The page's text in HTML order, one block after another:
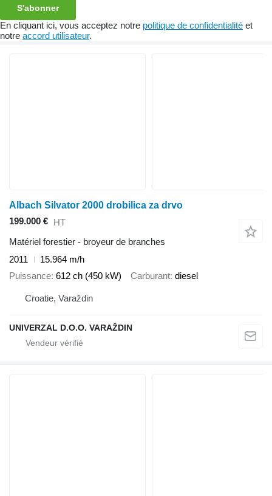
S'abonner
En cliquant ici, vous acceptez notre politique de confidentialité et
notre accord utilisateur.
Albach Silvator 2000 drobilica za drvo
199.000 € HT
Matériel forestier - broyeur de branches
2011
15.964 m/h
Puissance 612 ch (450 kW) Carburant diesel
Croatie, Varaždin
UNIVERZAL D.O.O. VARAŽDIN